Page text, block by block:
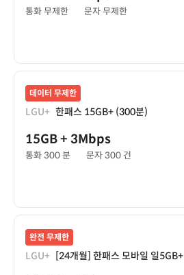
통화 무제한 문자 무제한
데이터 무제한
LGU+ 한패스 15GB+ (300분)
15GB+ 3Mbps
통화 300 분 문자 300 건
완전 무제한
LGU+ [24개월] 한패스 모바일 일5GB+